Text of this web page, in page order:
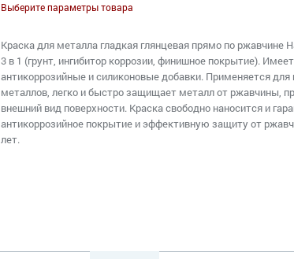
Выберите параметры товара
Краска для металла гладкая глянцевая прямо по ржавчине
3 в 1 (грунт, ингибитор коррозии, финишное покрытие).
антикоррозийные и силиконовые добавки. Применяется
металлов, легко и быстро защищает металл от ржавчины,
внешний вид поверхности. Краска свободно наносится и
антикоррозийное покрытие и эффективную защиту от
лет.